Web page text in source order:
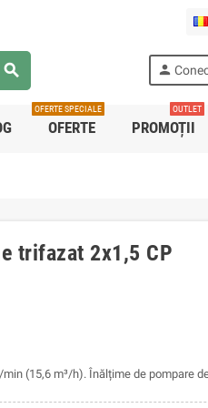
search person
OFERTE
OFERTE SPECIALE
PROMOȚII
OUTLET
trifazat 2x1,5 CP
(15,6 m³/h). Înălțime de pompare